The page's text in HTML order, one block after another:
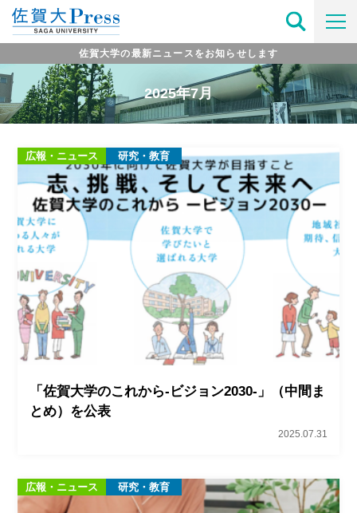
佐賀大学の最新ニュースをお知らせします
2025年7月
広報・ニュース 研究・教育
「佐賀大学のこれから‐ビジョン2030‐」（中間ま
とめ）を公表
2025.07.31
広報・ニュース 研究・教育